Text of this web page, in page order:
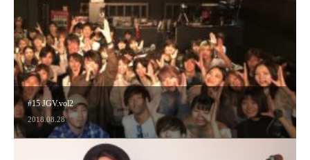
#15 JGV.vol2
2018.08.28